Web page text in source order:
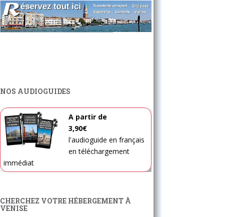
NOS AUDIOGUIDES
A partir de
3,90€
l'audioguide en français
en téléchargement
immédiat
CHERCHEZ VOTRE HÉBERGEMENT À
VENISE